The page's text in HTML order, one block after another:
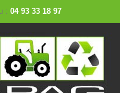
: 04 93 33 18 97